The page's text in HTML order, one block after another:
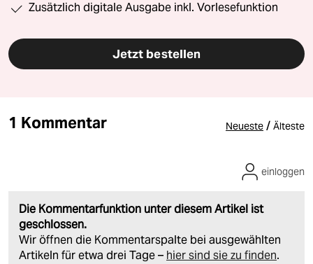
Zusätzlich digitale Ausgabe inkl. Vorlesefunktion
Jetzt bestellen
1 Kommentar Neueste / Älteste
Die Kommentarfunktion unter diesem Artikel ist
geschlossen.
Wir öffnen die Kommentarspalte bei ausgewählten
Artikeln für etwa drei Tage – hier sind sie zu finden.
einloggen